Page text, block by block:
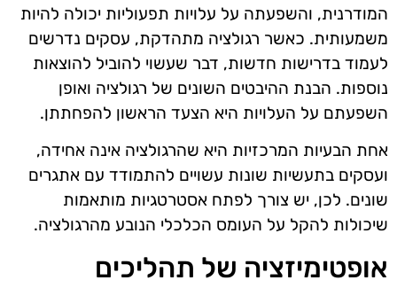
המודרנית, והשפעתה על עלויות תפעוליות יכולה להיות
משמעותית. כאשר רגולציה מתהדקת, עסקים נדרשים
לעמוד בדרישות חדשות, דבר שעשוי להוביל להוצאות
נוספות. הבנת ההיבטים השונים של רגולציה ואופן
השפעתם על העלויות היא הצעד הראשון להפחתתן.
אחת הבעיות המרכזיות היא שהרגולציה אינה אחידה,
ועסקים בתעשיות שונות עשויים להתמודד עם אתגרים
שונים. לכן, יש צורך לפתח אסטרטגיות מותאמות
שיכולות להקל על העומס הכלכלי הנובע מהרגולציה.
אופטימיזציה של תהליכים